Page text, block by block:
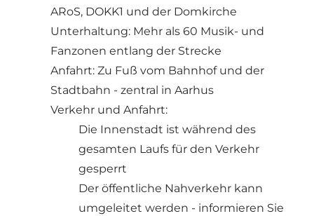
ARoS, DOKK1 und der Domkirche
Unterhaltung: Mehr als 60 Musik- und
Fanzonen entlang der Strecke
Anfahrt: Zu Fuß vom Bahnhof und der
Stadtbahn - zentral in Aarhus
Verkehr und Anfahrt:
Die Innenstadt ist während des
gesamten Laufs für den Verkehr
gesperrt
Der öffentliche Nahverkehr kann
umgeleitet werden - informieren Sie